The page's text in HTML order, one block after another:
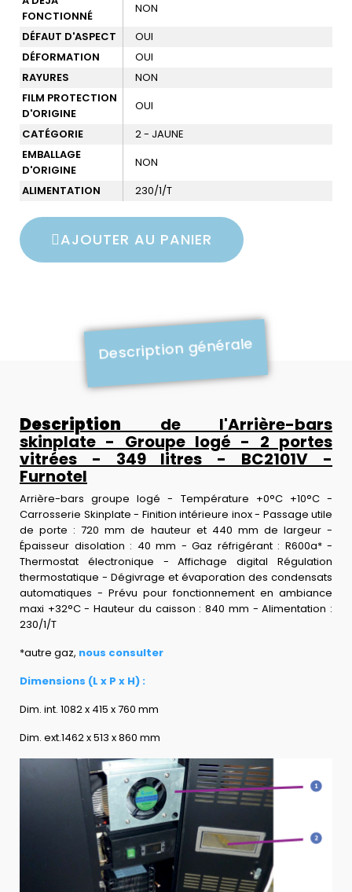
FONCTIONNÉ
NON
DÉFAUT D'ASPECT
OUI
DÉFORMATION
OUI
RAYURES
NON
FILM PROTECTION
D'ORIGINE
OUI
CATÉGORIE
2 - JAUNE
EMBALLAGE
D'ORIGINE
NON
ALIMENTATION
230/1/T
AJOUTER AU PANIER
Description générale
Description de l'Arrière-bars
skinplate - Groupe logé - 2 portes
vitrées - 349 litres - BC2101V -
Furnotel
Arrière-bars groupe logé - Température +0°C +10°C -
Carrosserie Skinplate - Finition intérieure inox - Passage utile
de porte : 720 mm de hauteur et 440 mm de largeur -
Épaisseur disolation : 40 mm - Gaz réfrigérant : R600a* -
Thermostat électronique - Affichage digital Régulation
thermostatique - Dégivrage et évaporation des condensats
automatiques - Prévu pour fonctionnement en ambiance
maxi +32°C - Hauteur du caisson : 840 mm - Alimentation :
230/1/T
*autre gaz, nous consulter
Dimensions (L x P x H) :
Dim. int. 1082 x 415 x 760 mm
Dim. ext.1462 x 513 x 860 mm